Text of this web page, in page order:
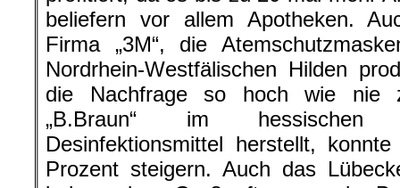
beliefern vor allem Apotheken.
Firma „3M“, die
Nordrhein-Westfälischen Hilden
die Nachfrage so hoch wie nie
„B.Braun“ im hessischen
Desinfektionsmittel herstellt,
Prozent steigern. Auch das